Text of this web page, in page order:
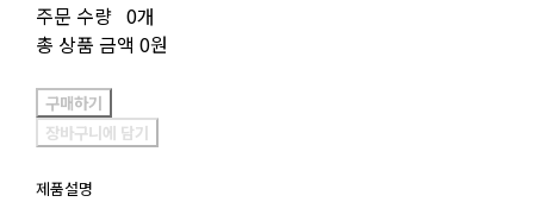
주문 수량 0개
총 상품 금액 0원
구매하기
장바구니에 담기
제품설명